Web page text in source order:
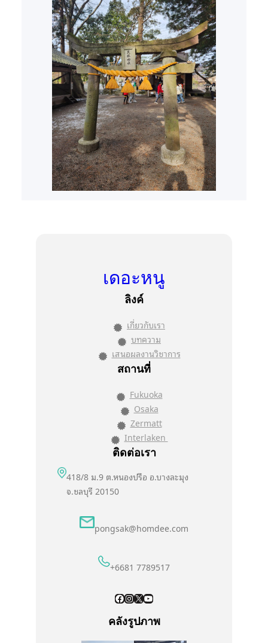
เดอะหนู
ลิงค์
เกี่ยวกับเรา
บทความ
เสนอผลงานวิชาการ
สถานที่
Fukuoka
Osaka
Zermatt
Interlaken
ติดต่อเรา
418/8 ม.9 ต.หนองปรือ อ.บางละมุง
จ.ชลบุรี 20150
pongsak@homdee.com
+6681 7789517
Facebook InstagramX YouTube
คลังรูปภาพ